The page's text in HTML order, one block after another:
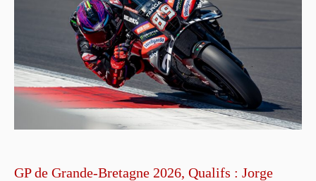
GP de Grande-Bretagne 2026, Qualifs : Jorge